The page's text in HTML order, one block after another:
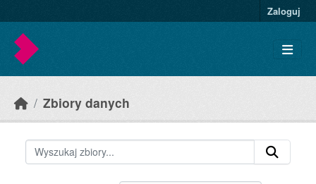
Zaloguj
Zbiory danych